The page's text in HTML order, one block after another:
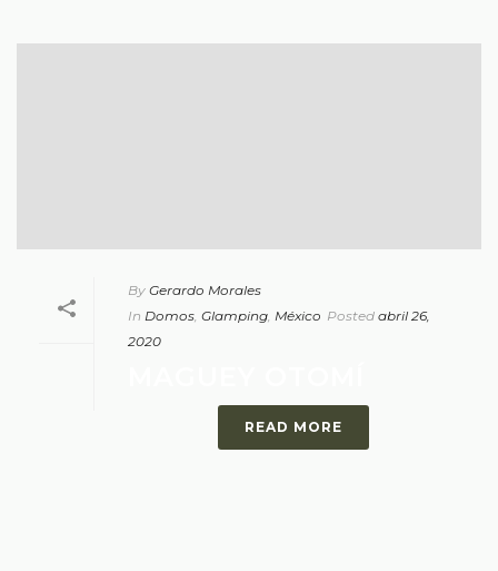
By Gerardo Morales
In Domos Glamping México Posted abril 26,
2020
READ MORE